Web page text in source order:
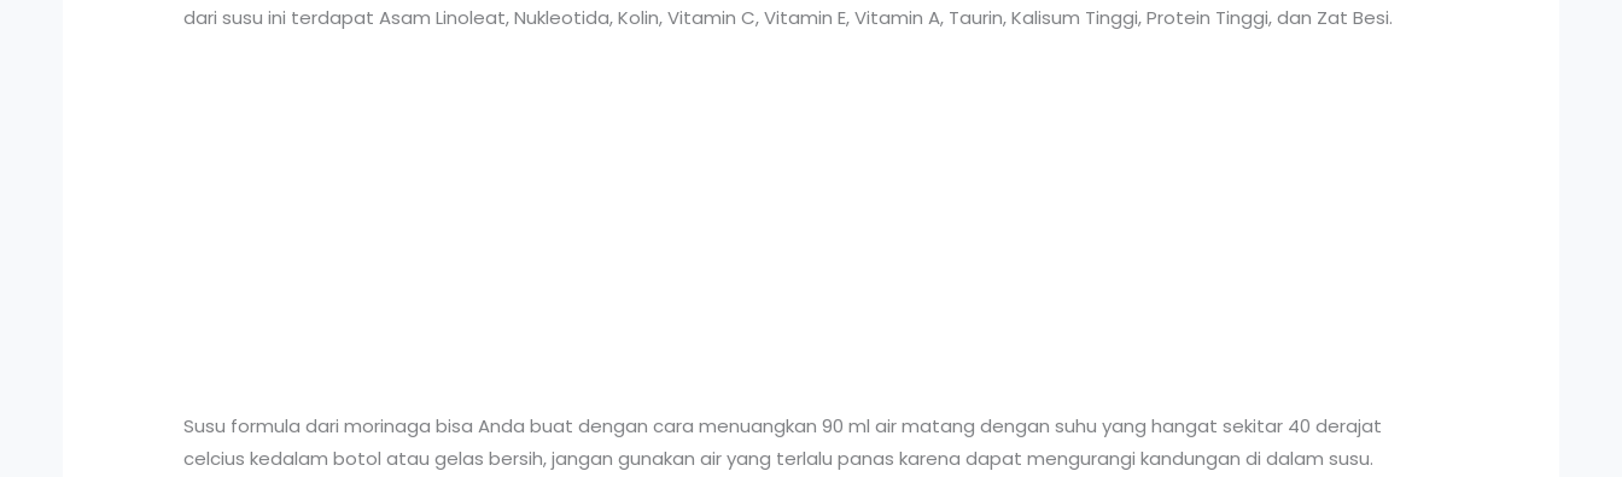
dari susu ini terdapat Asam Linoleat, Nukleotida, Kolin, Vitamin C, Vitamin E, Vitamin A, Taurin, Kalisum Tinggi, Protein Tinggi, dan Zat Besi.
Susu formula dari morinaga bisa Anda buat dengan cara menuangkan 90 ml air matang dengan suhu yang hangat sekitar 40 derajat
celcius kedalam botol atau gelas bersih, jangan gunakan air yang terlalu panas karena dapat mengurangi kandungan di dalam susu.